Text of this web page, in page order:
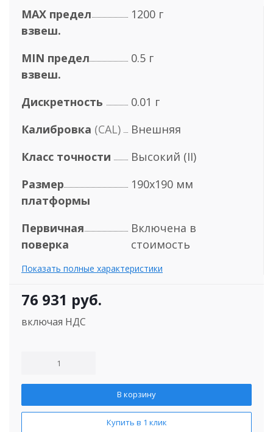
MAX предел
взвеш.
1200 г
MIN предел
взвеш.
0.5 г
Дискретность
0.01 г
Калибровка (CAL)
Внешняя
Класс точности
Высокий (II)
Размер
платформы
190х190 мм
Первичная
поверка
Включена в
стоимость
Показать полные характеристики
76 931 руб.
включая НДС
В корзину
Купить в 1 клик